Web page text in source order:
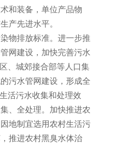
和装备，单位产品物
产先进水平。
排放标准。进一步推
网建设，加快完善污水
、城郊接合部等人口集
污水管网建设，形成全
活污水收集和处理效
、全处理。加快推进农
地制宜选用农村生活污
推进农村黑臭水体治